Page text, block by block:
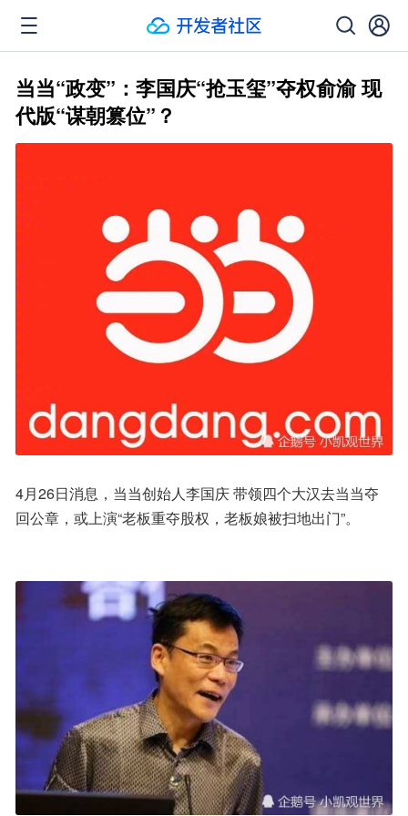
当当“政变”：李国庆“抢玉玺”夺权俞渝 现
代版“谋朝篡位”？
4月26日消息，当当创始人李国庆 带领四个大汉去当当夺
回公章，或上演“老板重夺股权，老板娘被扫地出门”。